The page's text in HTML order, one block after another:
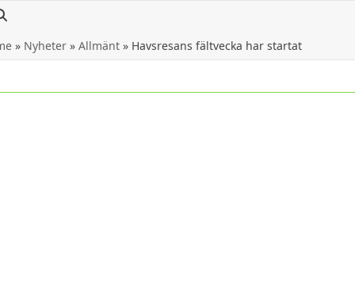
» Nyheter» Allmänt» Havsresans fältvecka har startat